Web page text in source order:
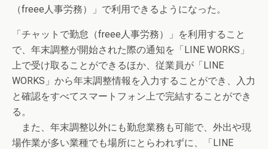
（freee人事労務）」で利用できるようになった。
「チャットで勤怠（freee人事労務）」を利用すること
で、年末調整が開始された際の通知を「LINE WORKS」
上で受け取ることができるほか、従業員が「LINE
WORKS」から年末調整情報を入力することができ、入力
と確認をすべてスマートフォン上で完結することができ
る。
また、年末調整以外にも勤怠業務も可能で、外出や現
場作業が多い業種でも場所にとらわれずに、「LINE